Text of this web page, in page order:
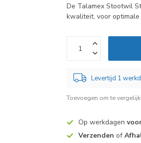
De Talamex Stootwil
kwaliteit, voor
Levertijd 1
Toevoegen om te
Op werkdagen
Verzenden of